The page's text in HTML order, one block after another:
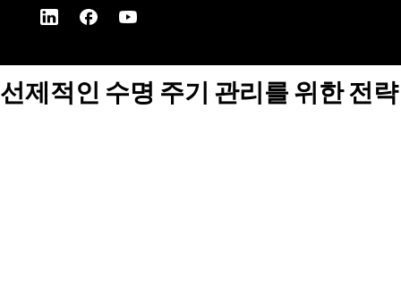
선제적인 수명 주기 관리를 위한 전략